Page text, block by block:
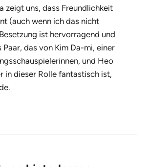
zeigt uns, dass Freundlichkeit
(auch wenn ich das nicht
ist hervorragend und
Paar, das von Kim Da-mi, einer
und Heo
in dieser Rolle fantastisch ist,